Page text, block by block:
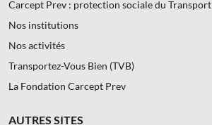
Carcept Prev : protection sociale du Transport
Nos institutions
Nos activités
Transportez-Vous Bien (TVB)
La Fondation Carcept Prev
AUTRES SITES